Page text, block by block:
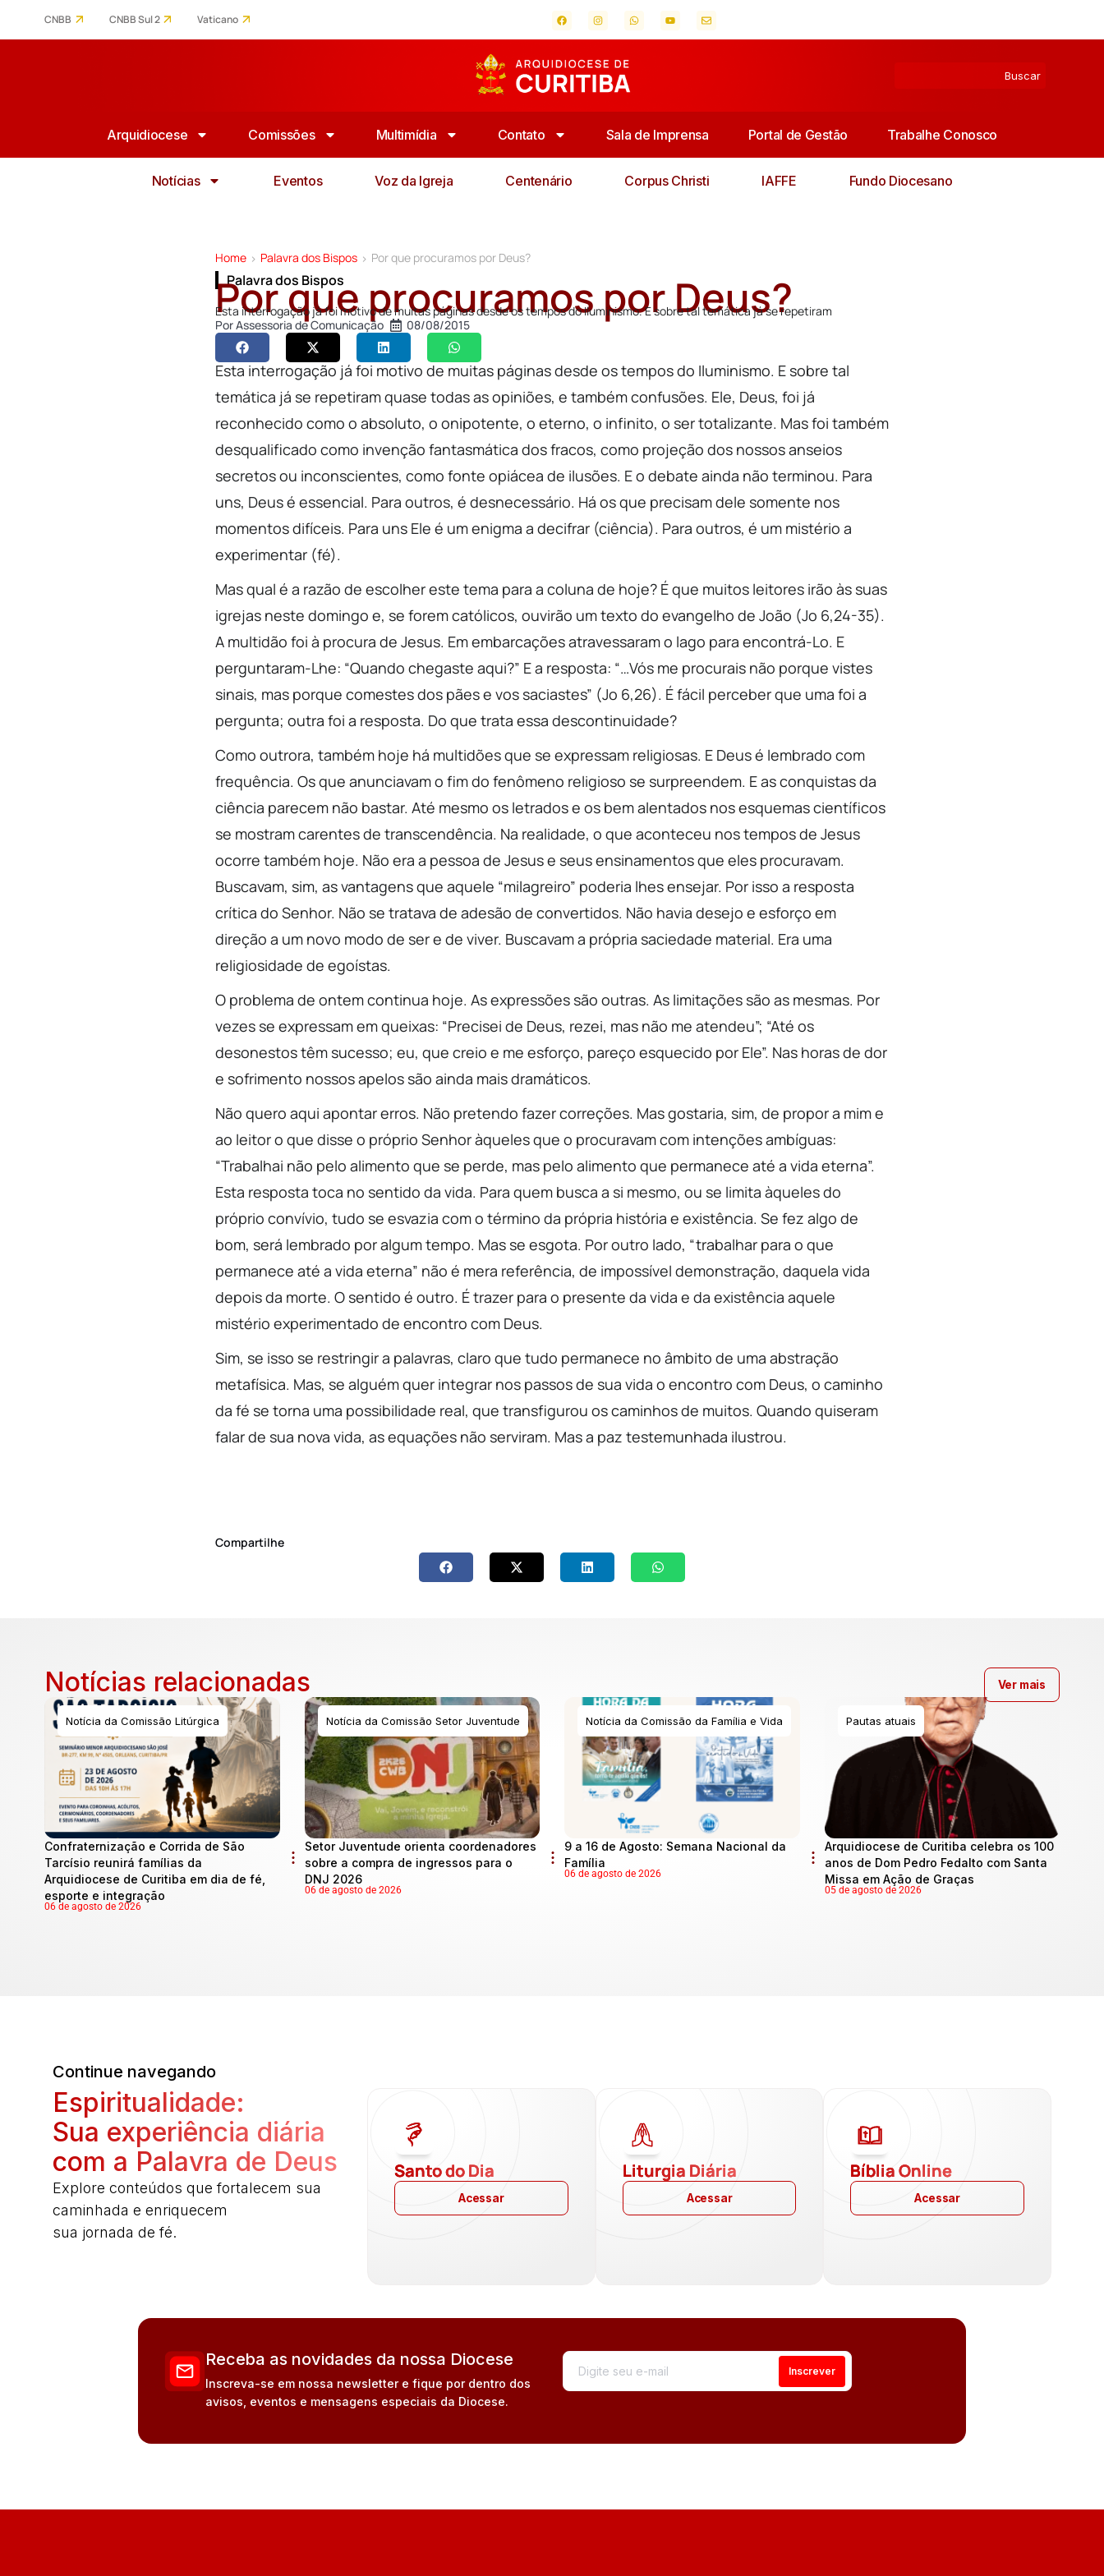
CNBB CNBB Sul 2 Vaticano
Arquidiocese Comissões Multimídia Contato Sala de Imprensa Portal de Gestão Trabalhe Conosco
Notícias Eventos Voz da Igreja Centenário Corpus Christi IAFFE Fundo Diocesano
Home > Palavra dos Bispos > Por que procuramos por Deus?
Palavra dos Bispos
Por que procuramos por Deus?
Esta interrogação já foi motivo de muitas páginas desde os tempos do Iluminismo. E sobre tal temática já se repetiram
PorAssessoria de Comunicação 08/08/2015
Esta interrogação já foi motivo de muitas páginas desde os tempos do Iluminismo. E sobre tal
temática já se repetiram quase todas as opiniões, e também confusões. Ele, Deus, foi já
reconhecido como o absoluto, o onipotente, o eterno, o infinito, o ser totalizante. Mas foi também
desqualificado como invenção fantasmática dos fracos, como projeção dos nossos anseios
secretos ou inconscientes, como fonte opiácea de ilusões. E o debate ainda não terminou. Para
uns, Deus é essencial. Para outros, é desnecessário. Há os que precisam dele somente nos
momentos difíceis. Para uns Ele é um enigma a decifrar (ciência). Para outros, é um mistério a
experimentar (fé).
Mas qual é a razão de escolher este tema para a coluna de hoje? É que muitos leitores irão às suas
igrejas neste domingo e, se forem católicos, ouvirão um texto do evangelho de João (Jo 6,24-35).
A multidão foi à procura de Jesus. Em embarcações atravessaram o lago para encontrá-Lo. E
perguntaram-Lhe: “Quando chegaste aqui?” E a resposta: “…Vós me procurais não porque vistes
sinais, mas porque comestes dos pães e vos saciastes” (Jo 6,26). É fácil perceber que uma foi a
pergunta; outra foi a resposta. Do que trata essa descontinuidade?
Como outrora, também hoje há multidões que se expressam religiosas. E Deus é lembrado com
frequência. Os que anunciavam o fim do fenômeno religioso se surpreendem. E as conquistas da
ciência parecem não bastar. Até mesmo os letrados e os bem alentados nos esquemas científicos
se mostram carentes de transcendência. Na realidade, o que aconteceu nos tempos de Jesus
ocorre também hoje. Não era a pessoa de Jesus e seus ensinamentos que eles procuravam.
Buscavam, sim, as vantagens que aquele “milagreiro” poderia lhes ensejar. Por isso a resposta
crítica do Senhor. Não se tratava de adesão de convertidos. Não havia desejo e esforço em
direção a um novo modo de ser e de viver. Buscavam a própria saciedade material. Era uma
religiosidade de egoístas.
O problema de ontem continua hoje. As expressões são outras. As limitações são as mesmas. Por
vezes se expressam em queixas: “Precisei de Deus, rezei, mas não me atendeu”; “Até os
desonestos têm sucesso; eu, que creio e me esforço, pareço esquecido por Ele”. Nas horas de dor
e sofrimento nossos apelos são ainda mais dramáticos.
Não quero aqui apontar erros. Não pretendo fazer correções. Mas gostaria, sim, de propor a mim e
ao leitor o que disse o próprio Senhor àqueles que o procuravam com intenções ambíguas:
“Trabalhai não pelo alimento que se perde, mas pelo alimento que permanece até a vida eterna”.
Esta resposta toca no sentido da vida. Para quem busca a si mesmo, ou se limita àqueles do
próprio convívio, tudo se esvazia com o término da própria história e existência. Se fez algo de
bom, será lembrado por algum tempo. Mas se esgota. Por outro lado, “trabalhar para o que
permanece até a vida eterna” não é mera referência, de impossível demonstração, daquela vida
depois da morte. O sentido é outro. É trazer para o presente da vida e da existência aquele
mistério experimentado de encontro com Deus.
Sim, se isso se restringir a palavras, claro que tudo permanece no âmbito de uma abstração
metafísica. Mas, se alguém quer integrar nos passos de sua vida o encontro com Deus, o caminho
da fé se torna uma possibilidade real, que transfigurou os caminhos de muitos. Quando quiseram
falar de sua nova vida, as equações não serviram. Mas a paz testemunhada ilustrou.
Compartilhe
Notícias relacionadas
Notícia da Comissão Litúrgica
Confraternização e Corrida de São
Tarcísio reunirá famílias da
Arquidiocese de Curitiba em dia de fé,
esporte e integração
06 de agosto de 2026
Notícia da Comissão Setor Juventude
Setor Juventude orienta coordenadores
sobre a compra de ingressos para o
DNJ 2026
06 de agosto de 2026
Notícia da Comissão da Família e Vida
9 a 16 de Agosto: Semana Nacional da
Família
06 de agosto de 2026
Pautas atuais
Arquidiocese de Curitiba celebra os 100
anos de Dom Pedro Fedalto com Santa
Missa em Ação de Graças
05 de agosto de 2026
Ver mais
Continue navegando
Espiritualidade:
Sua experiência diária
com a Palavra de Deus
Explore conteúdos que fortalecem sua
caminhada e enriquecem
sua jornada de fé.
Santo do Dia
Acessar
Liturgia Diária
Acessar
Bíblia Online
Acessar
Receba as novidades da nossa Diocese
Inscreva-se em nossa newsletter e fique por dentro dos
avisos, eventos e mensagens especiais da Diocese.